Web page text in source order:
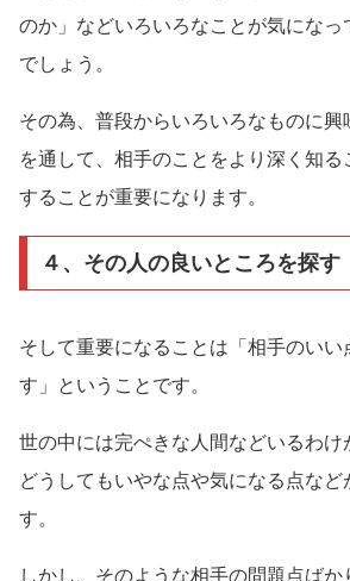
のか」などいろいろなことが気になっ
でしょう。
その為、普段からいろいろなものに興
を通して、相手のことをより深く知る
することが重要になります。
４、その人の良いところを探す
そして重要になることは「相手のいい
す」ということです。
世の中には完ぺきな人間などいるわけ
どうしてもいやな点や気になる点な
す。
しかし、そのような相手の問題点ばか